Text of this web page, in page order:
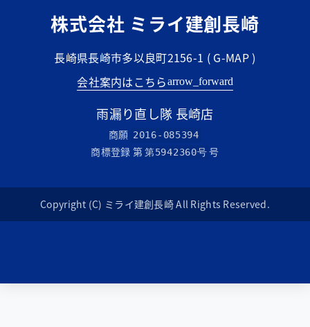
株式会社 ミライ建創長崎
長崎県長崎市多以良町2156-1 ( G-MAP)
会社案内はこちらarrow_forward
雨漏り直し隊 長崎店
商願 2016-085394
商標登録 第第5942360号 号
Copyright (C) ミライ建創長崎 All Rights Reserved.